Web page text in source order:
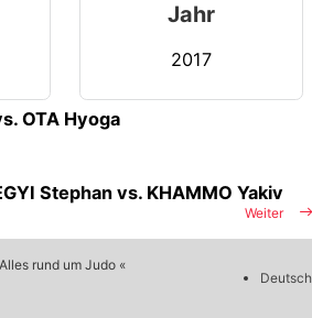
Jahr
2017
OTA Hyoga
Weiter
Stephan vs. KHAMMO Yakiv
rund um Judo «
Deutsch